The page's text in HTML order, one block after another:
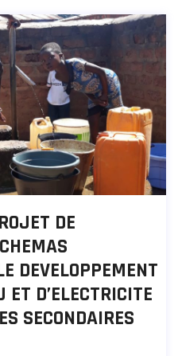
DE
DEVELOPPEMENT
ET D’ELECTRICITE
SECONDAIRES